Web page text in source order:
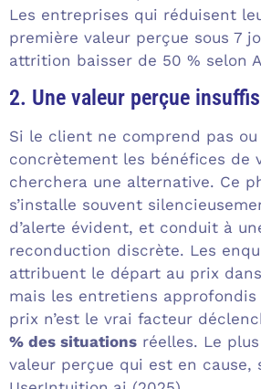
Les entreprises qui réduisent
première valeur perçue sous 7
attrition baisser de 50 % selon
2. Une valeur perçue
Si le client ne comprend pas
concrètement les bénéfices de
cherchera une alternative. Ce
s’installe souvent
d’alerte évident, et conduit à
reconduction discrète. Les
attribuent le départ au prix
mais les entretiens
prix n’est le vrai facteur
% des situations réelles. Le
valeur perçue qui est en cause,